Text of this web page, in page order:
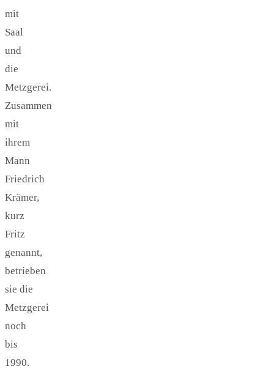
mit
Saal
und
die
Metzgerei.
Zusammen
mit
ihrem
Mann
Friedrich
Krämer,
kurz
Fritz
genannt,
betrieben
sie die
Metzgerei
noch
bis
1990.